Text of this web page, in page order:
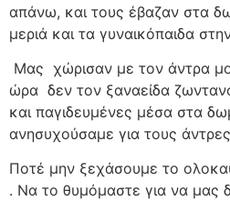
απάνω, και τους έβαζαν στα
μεριά και τα γυναικόπαιδα
Μας χώρισαν με τον άντρα
ώρα δεν τον ξαναείδα
και παγιδευμένες μέσα στα
ανησυχούσαμε για τους
Ποτέ μην ξεχάσουμε το
. Να το θυμόμαστε για να μας